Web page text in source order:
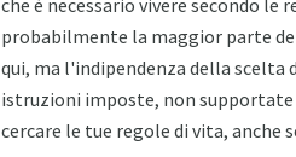
probabilmente la maggior parte
qui, ma l'indipendenza della scelta
istruzioni imposte, non supportate
cercare le tue regole di vita,